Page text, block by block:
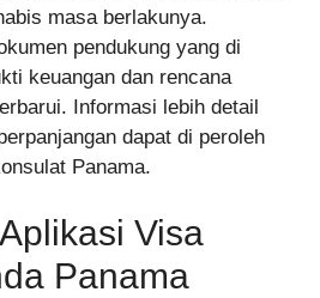
masa berlakunya.
pendukung yang di
keuangan dan rencana
Informasi lebih detail
dapat di peroleh
Panama.
Visa
Panama